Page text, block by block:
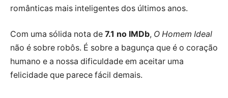
românticas mais inteligentes dos últimos anos.
Com uma sólida nota de 7.1 no IMDb, O Homem Ideal
não é sobre robôs. É sobre a bagunça que é o coração
humano e a nossa dificuldade em aceitar uma
felicidade que parece fácil demais.